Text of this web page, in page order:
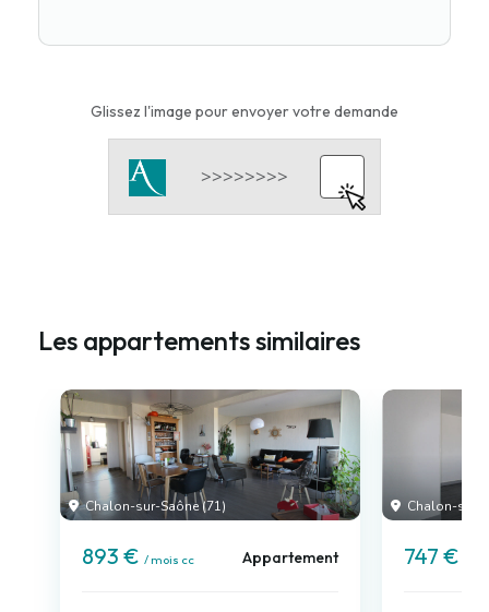
Glissez l'image pour envoyer votre demande
Les appartements similaires
Chalon-sur-Saône (71)
893 € / mois cc Appartement
Chalon-sur-
747 €